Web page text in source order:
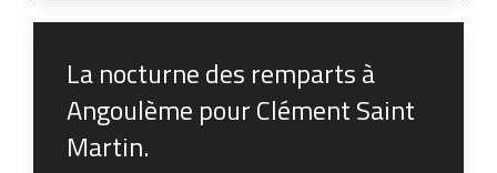
La nocturne des remparts à
Angoulème pour Clément Saint
Martin.